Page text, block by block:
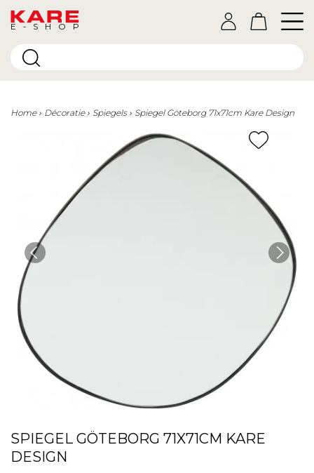
E-SHOP
Home Décoratie Spiegels Spiegel Göteborg 71x71cm Kare Design
SPIEGEL GÖTEBORG 71X71CM KARE
DESIGN